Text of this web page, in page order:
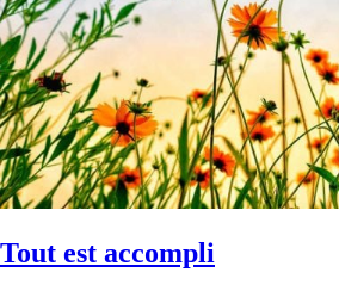
Tout est accompli